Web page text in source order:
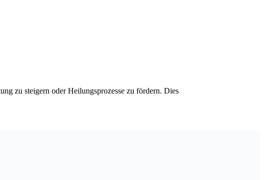
zu steigern oder Heilungsprozesse zu fördern. Dies